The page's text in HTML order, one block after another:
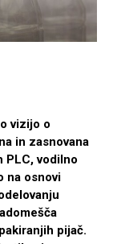
vizijo o
in zasnovana
PLC, vodilno
na osnovi
pijač.